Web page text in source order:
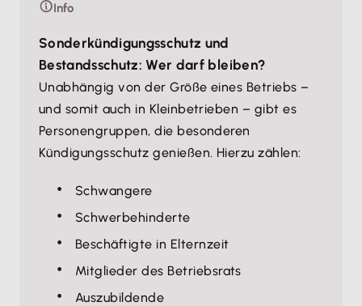
Info
Sonderkündigungsschutz und
Bestandsschutz: Wer darf bleiben?
Unabhängig von der Größe eines Betriebs –
und somit auch in Kleinbetrieben – gibt es
Personengruppen, die besonderen
Kündigungsschutz genießen. Hierzu zählen:
Schwangere
Schwerbehinderte
Beschäftigte in Elternzeit
Mitglieder des Betriebsrats
Auszubildende